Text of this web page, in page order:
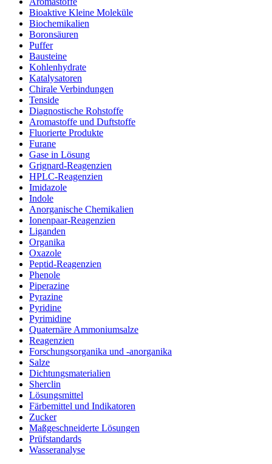
Bioaktive Kleine Moleküle
Biochemikalien
Boronsäuren
Puffer
Bausteine
Kohlenhydrate
Katalysatoren
Chirale Verbindungen
Tenside
Diagnostische Rohstoffe
Aromastoffe und Duftstoffe
Fluorierte Produkte
Furane
Gase in Lösung
Grignard-Reagenzien
HPLC-Reagenzien
Imidazole
Indole
Anorganische Chemikalien
Ionenpaar-Reagenzien
Liganden
Organika
Oxazole
Peptid-Reagenzien
Phenole
Piperazine
Pyrazine
Pyridine
Pyrimidine
Quaternäre Ammoniumsalze
Reagenzien
Forschungsorganika und -anorganika
Salze
Dichtungsmaterialien
Sherclin
Lösungsmittel
Färbemittel und Indikatoren
Zucker
Maßgeschneiderte Lösungen
Prüfstandards
Wasseranalyse